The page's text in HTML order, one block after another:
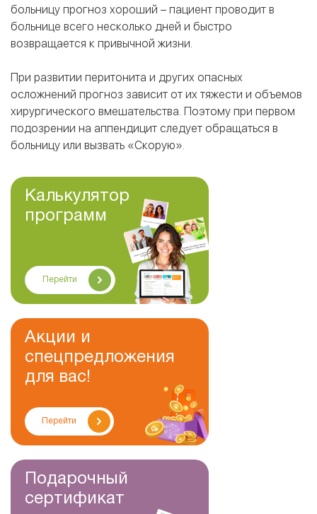
больницу прогноз хороший – пациент проводит в
больнице всего несколько дней и быстро
возвращается к привычной жизни.
При развитии перитонита и других опасных
осложнений прогноз зависит от их тяжести и объемов
хирургического вмешательства. Поэтому при первом
подозрении на аппендицит следует обращаться в
больницу или вызвать «Скорую».
Калькулятор
программ
Перейти
Акции и
спецпредложения
для вас!
Перейти
Подарочный
сертификат